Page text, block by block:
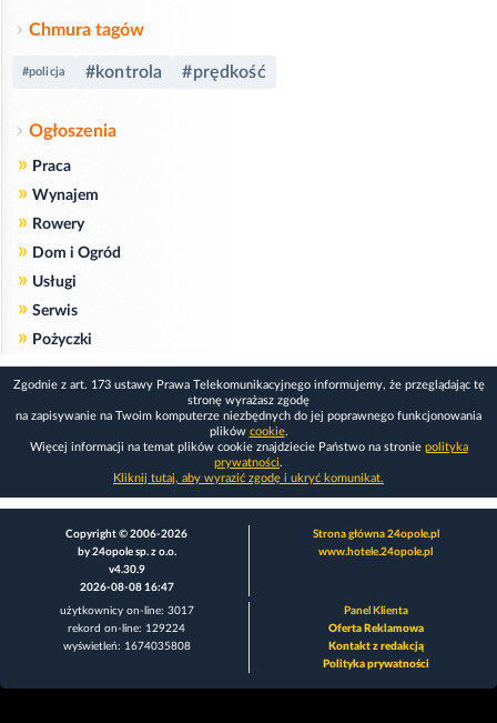
Chmura tagów
#policja #kontrola #prędkość
Ogłoszenia
» Praca
» Wynajem
» Rowery
» Dom i Ogród
» Usługi
» Serwis
» Pożyczki
Zgodnie z art. 173 ustawy Prawa Telekomunikacyjnego informujemy, że przeglądając tę
stronę wyrażasz zgodę
na zapisywanie na Twoim komputerze niezbędnych do jej poprawnego funkcjonowania
plików cookie.
Więcej informacji na temat plików cookie znajdziecie Państwo na stronie polityka
prywatności.
Kliknij tutaj, aby wyrazić zgodę i ukryć komunikat.
Copyright © 2006-2026
by 24opole sp. z o.o.
v4.30.9
2026-08-08 16:47
Strona główna 24opole.pl
www.hotele.24opole.pl
użytkownicy on-line: 3017
rekord on-line: 129224
wyświetleń: 1674035808
Panel Klienta
Oferta Reklamowa
Kontakt z redakcją
Polityka prywatności